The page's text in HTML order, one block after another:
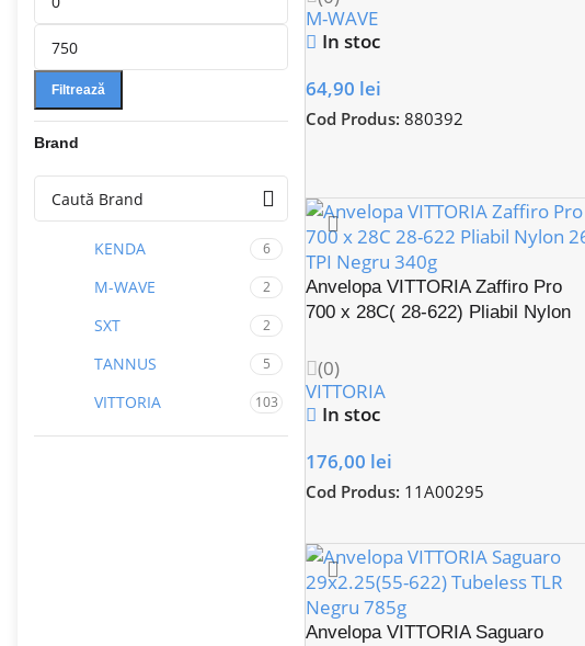
Filtrează
Brand
KENDA 6
M-WAVE 2
SXT 2
TANNUS 5
VITTORIA 103
M-WAVE
In stoc
64,90 lei
Cod Produs:880392
Anvelopa VITTORIA Zaffiro Pro
700 x 28C( 28-622) Pliabil Nylon
(0)
VITTORIA
In stoc
176,00 lei
Cod Produs: 11A00295
Anvelopa VITTORIA Saguaro